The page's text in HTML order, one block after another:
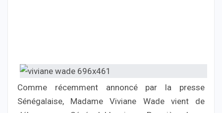
Comme récemment annoncé par la presse
Sénégalaise, Madame Viviane Wade vient de